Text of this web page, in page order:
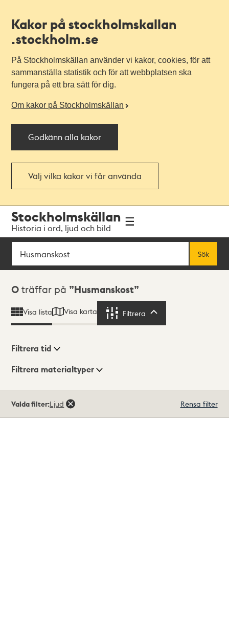
Kakor på stockholmskallan
.stockholm.se
På Stockholmskällan använder vi kakor, cookies, för att
sammanställa statistik och för att webbplatsen ska
fungera på ett bra sätt för dig.
Om kakor på Stockholmskällan
Godkänn alla kakor
Välj vilka kakor vi får använda
navigationen
huvudinnehållet
Stockholmskällan
Historia i ord, ljud och bild
Sök
Sök
Sökresultat
0 träffar på Husmanskost
Visa lista Visa karta Filtrera
Visningsläge
Filtrera tid
Filtrera materialtyper
träffar
Valda filter:Ljud Rensa filter